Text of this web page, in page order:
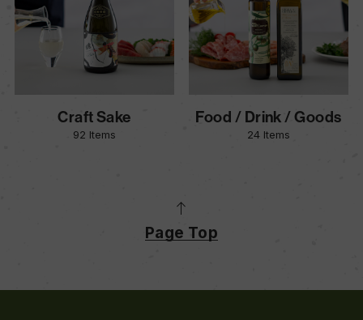
Craft Sake
92 Items
Food / Drink / Goods
24 Items
Page Top